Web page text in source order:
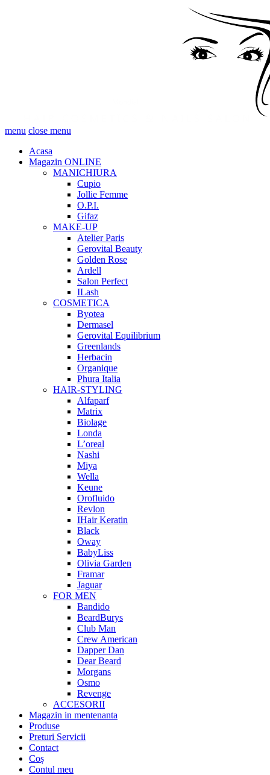
menu close menu
Acasa
Magazin ONLINE
MANICHIURA
Cupio
Jollie Femme
O.P.I.
Gifaz
MAKE-UP
Atelier Paris
Gerovital Beauty
Golden Rose
Ardell
Salon Perfect
ILash
COSMETICA
Byotea
Dermasel
Gerovital Equilibrium
Greenlands
Herbacin
Organique
Phura Italia
HAIR-STYLING
Alfaparf
Matrix
Biolage
Londa
L’oreal
Nashi
Miya
Wella
Keune
Orofluido
Revlon
IHair Keratin
Black
Oway
BabyLiss
Olivia Garden
Framar
Jaguar
FOR MEN
Bandido
BeardBurys
Club Man
Crew American
Dapper Dan
Dear Beard
Morgans
Osmo
Revenge
ACCESORII
Magazin in mentenanta
Produse
Preturi Servicii
Contact
Coș
Contul meu